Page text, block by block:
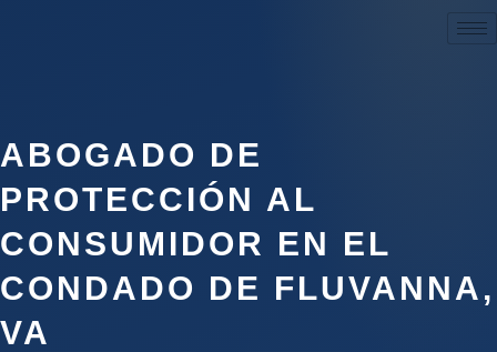
ABOGADO DE
PROTECCIÓN AL
CONSUMIDOR EN EL
CONDADO DE FLUVANNA,
VA